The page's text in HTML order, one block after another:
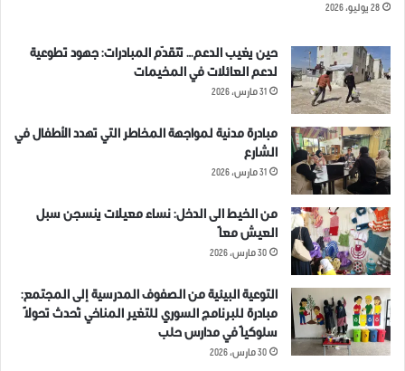
28 يوليو، 2026
حين يغيب الدعم… تتقدّم المبادرات: جهود تطوعية
لدعم العائلات في المخيمات
31 مارس، 2026
مبادرة مدنية لمواجهة المخاطر التي تهدد الأطفال في
الشارع
31 مارس، 2026
من الخيط الى الدخل: نساء معيلات ينسجن سبل
العيش معاً
30 مارس، 2026
التوعية البيئية من الصفوف المدرسية إلى المجتمع:
مبادرة للبرنامج السوري للتغير المناخي تُحدث تحولاً
سلوكياً في مدارس حلب
30 مارس، 2026